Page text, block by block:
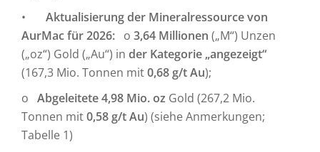
• Aktualisierung der Mineralressource von
AurMac für 2026: o 3,64 Millionen („M“) Unzen
(„oz“) Gold („Au“) in der Kategorie „angezeigt“
(167,3 Mio. Tonnen mit0,68 g/t Au);
o Abgeleitete 4,98 Mio. oz Gold (267,2 Mio.
Tonnen mit0,58 g/t Au) (siehe Anmerkungen;
Tabelle 1)